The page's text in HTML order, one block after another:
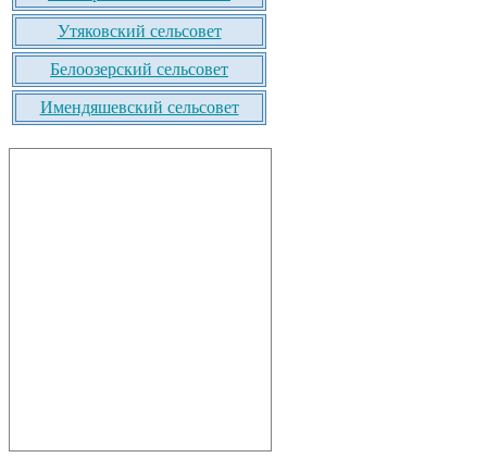
Утяковский сельсовет
Белоозерский сельсовет
Имендяшевский сельсовет